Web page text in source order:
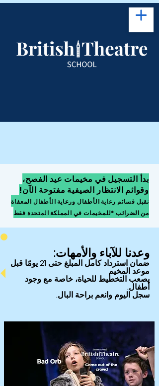
بدأ التسجيل في مخيمات عيد الفصح،
وقوائم الانتظار الصيفية مفتوحة الآن!
نقبل قسائم رعاية الأطفال ورعاية الأطفال المعفاة
من الضرائب *للمخيمات في المملكة المتحدة فقط
وعدنا للآباء والأمهات:
ضمان استرداد كامل المبلغ حتى 21 يومًا قبل
موعد المخيم
يصعب التخطيط للحياة، خاصة مع وجود
أطفال.
سجل اليوم وانعم براحة البال.